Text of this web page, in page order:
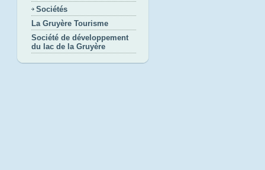
Sociétés
La Gruyère Tourisme
Société de développement
du lac de la Gruyère